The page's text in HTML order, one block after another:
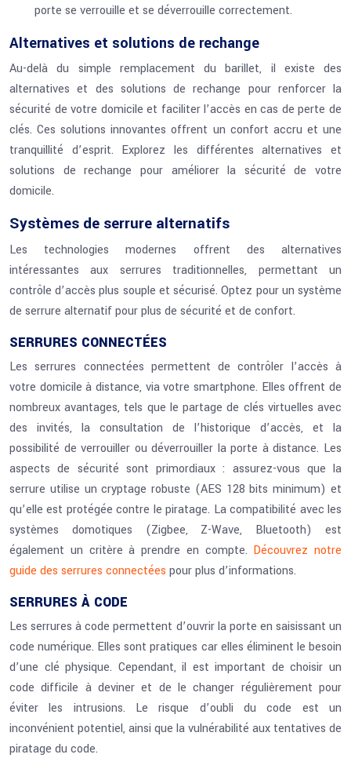
porte se verrouille et se déverrouille correctement.
Alternatives et solutions de rechange
Au-delà du simple remplacement du barillet, il existe des
alternatives et des solutions de rechange pour renforcer la
sécurité de votre domicile et faciliter l’accès en cas de perte de
clés. Ces solutions innovantes offrent un confort accru et une
tranquillité d’esprit. Explorez les différentes alternatives et
solutions de rechange pour améliorer la sécurité de votre
domicile.
Systèmes de serrure alternatifs
Les technologies modernes offrent des alternatives
intéressantes aux serrures traditionnelles, permettant un
contrôle d’accès plus souple et sécurisé. Optez pour un système
de serrure alternatif pour plus de sécurité et de confort.
SERRURES CONNECTÉES
Les serrures connectées permettent de contrôler l’accès à
votre domicile à distance, via votre smartphone. Elles offrent de
nombreux avantages, tels que le partage de clés virtuelles avec
des invités, la consultation de l’historique d’accès, et la
possibilité de verrouiller ou déverrouiller la porte à distance. Les
aspects de sécurité sont primordiaux : assurez-vous que la
serrure utilise un cryptage robuste (AES 128 bits minimum) et
qu’elle est protégée contre le piratage. La compatibilité avec les
systèmes domotiques (Zigbee, Z-Wave, Bluetooth) est
également un critère à prendre en compte. Découvrez notre
guide des serrures connectées pour plus d’informations.
SERRURES À CODE
Les serrures à code permettent d’ouvrir la porte en saisissant un
code numérique. Elles sont pratiques car elles éliminent le besoin
d’une clé physique. Cependant, il est important de choisir un
code difficile à deviner et de le changer régulièrement pour
éviter les intrusions. Le risque d’oubli du code est un
inconvénient potentiel, ainsi que la vulnérabilité aux tentatives de
piratage du code.